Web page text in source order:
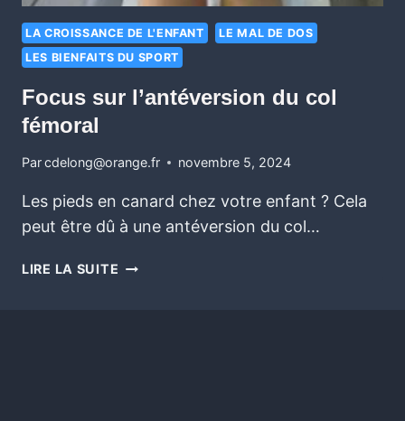
LA CROISSANCE DE L'ENFANT
LE MAL DE DOS
LES BIENFAITS DU SPORT
Focus sur l’antéversion du col
fémoral
Parcdelong@orange.fr novembre 5, 2024
Les pieds en canard chez votre enfant ? Cela
peut être dû à une antéversion du col…
LIRE LA SUITE